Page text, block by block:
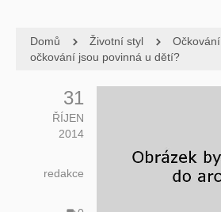
Domů Životní styl Očkování
očkování jsou povinná u dětí?
31
ŘÍJEN
2014
redakce